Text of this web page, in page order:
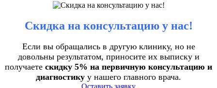
Скидка на консультацию у нас!
Если вы обращались в другую клинику, но не
довольны результатом, приносите их выписку и
получаете скидку 5% на первичную консультацию и
диагностику у нашего главного врача.